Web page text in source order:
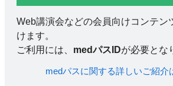
Web講演会などの会員向けコンテン
けます。
ご利用には、 medパスIDが必要とな
medパスに関する詳しいご紹介